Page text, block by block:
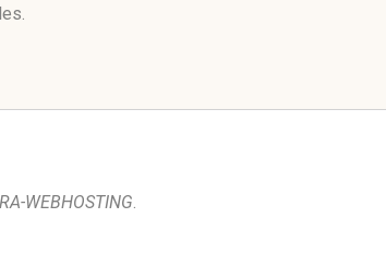
WEBHOSTING.